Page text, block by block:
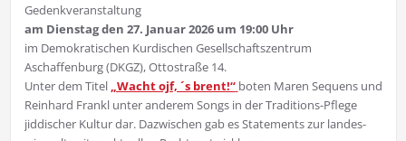
Gedenkveranstaltung
am Dienstag den 27. Januar 2026 um 19:00 Uhr
im Demokratischen Kurdischen Gesellschaftszentrum
Aschaffenburg (DKGZ), Ottostraße 14.
Unter dem Titel „Wacht ojf, ´s brent!“ boten Maren Sequens und
Reinhard Frankl unter anderem Songs in der Traditions-Pflege
jiddischer Kultur dar. Dazwischen gab es Statements zur landes-